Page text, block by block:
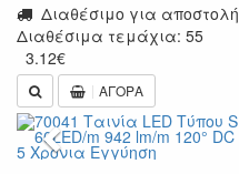
Διαθέσιμο για αποστολή
Διαθέσιμα τεμάχια: 55
3.12€
ΑΓΟΡΑ
Previous